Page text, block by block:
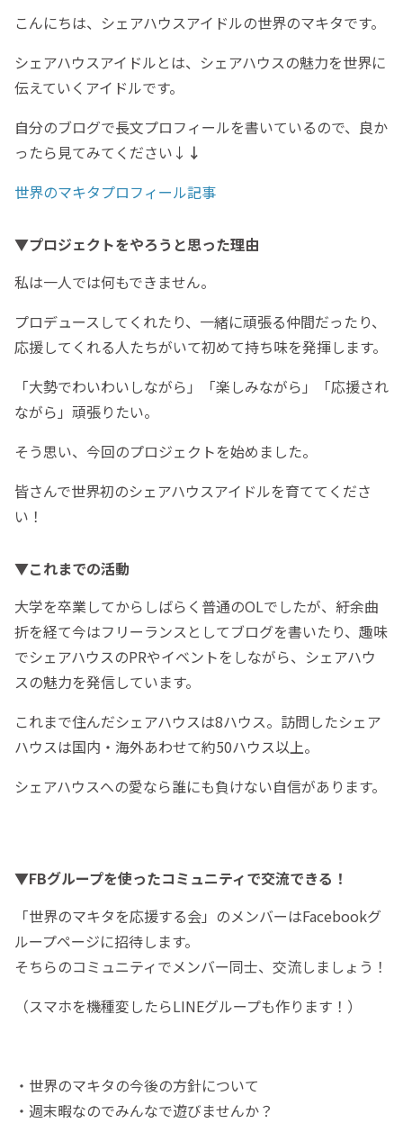
こんにちは、シェアハウスアイドルの世界のマキタです。
シェアハウスアイドルとは、シェアハウスの魅力を世界に
伝えていくアイドルです。
自分のブログで長文プロフィールを書いているので、良か
ったら見てみてください↓ ↓
世界のマキタプロフィール記事
▼プロジェクトをやろうと思った理由
私は一人では何もできません。
プロデュースしてくれたり、一緒に頑張る仲間だったり、
応援してくれる人たちがいて初めて持ち味を発揮します。
「大勢でわいわいしながら」「楽しみながら」「応援され
ながら」頑張りたい。
そう思い、今回のプロジェクトを始めました。
皆さんで世界初のシェアハウスアイドルを育ててくださ
い！
▼これまでの活動
大学を卒業してからしばらく普通のOLでしたが、紆余曲
折を経て今はフリーランスとしてブログを書いたり、趣味
でシェアハウスのPRやイベントをしながら、シェアハウ
スの魅力を発信しています。
これまで住んだシェアハウスは8ハウス。訪問したシェア
ハウスは国内・海外あわせて約50ハウス以上。
シェアハウスへの愛なら誰にも負けない自信があります。
▼FBグループを使ったコミュニティで交流できる！
「世界のマキタを応援する会」のメンバーはFacebookグ
ループページに招待します。
そちらのコミュニティでメンバー同士、交流しましょう！
（スマホを機種変したらLINEグループも作ります！）
・世界のマキタの今後の方針について
・週末暇なのでみんなで遊びませんか？